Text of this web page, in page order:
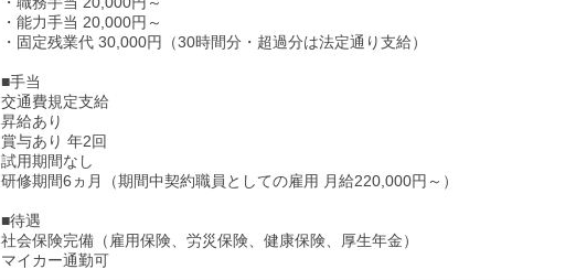
・能力手当 20,000円～
・固定残業代 30,000円（30時間分・超過分は法定通り支給）
■手当
交通費規定支給
昇給あり
賞与あり 年2回
試用期間なし
研修期間6ヵ月（期間中契約職員としての雇用 月給220,000円～）
■待遇
社会保険完備（雇用保険、労災保険、健康保険、厚生年金）
マイカー通勤可